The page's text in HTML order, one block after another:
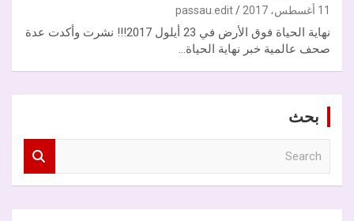
11 أغسطس، 2017 passau.edit
نهاية الحياة فوق الأرض في 23 أيلول 2017!!! نشرت وأكدت عدة
صحف عالمية خبر نهاية الحياة…
بحث